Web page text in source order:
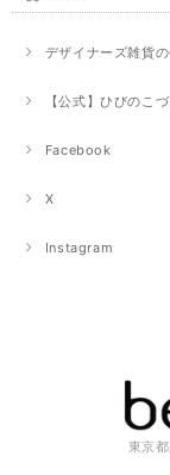
デザイナーズ雑貨
【公式】ひびのこ
Facebook
X
Instagram
東京